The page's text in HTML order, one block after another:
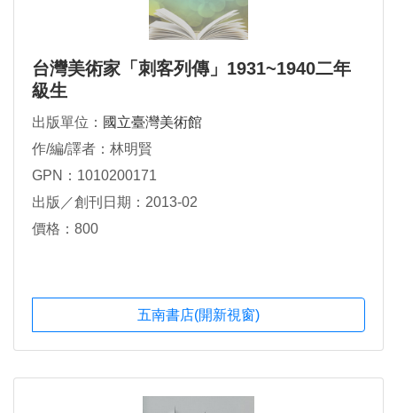
台灣美術家「刺客列傳」1931~1940二年
級生
出版單位： 國立臺灣美術館
作/編/譯者：林明賢
GPN：1010200171
出版／創刊日期：2013-02
價格：800
五南書店(開新視窗)